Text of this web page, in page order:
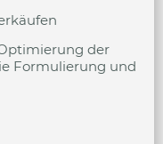
der
Formulierung und